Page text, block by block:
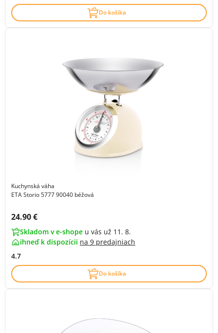
Do košíka
Kuchynská váha
ETA Storio 5777 90040 béžová
Cena s DPH:
24.90 €
Skladom v e-shope u vás už 11. 8.
ihneď k dispozícii na 9 predajniach
4.7
Do košíka